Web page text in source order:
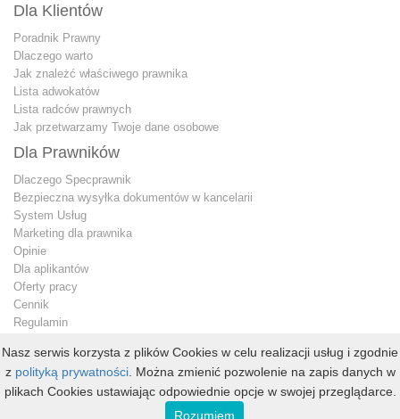
Dla Klientów
Poradnik Prawny
Dlaczego warto
Jak znależć właściwego prawnika
Lista adwokatów
Lista radców prawnych
Jak przetwarzamy Twoje dane osobowe
Dla Prawników
Dlaczego Specprawnik
Bezpieczna wysyłka dokumentów w kancelarii
System Usług
Marketing dla prawnika
Opinie
Dla aplikantów
Oferty pracy
Cennik
Regulamin
Konto premium
Kontakt dla prawnika
Copyright © 2013 - 2026
Nasz serwis korzysta z plików Cookies w celu realizacji usług i zgodnie
z polityką prywatności. Można zmienić pozwolenie na zapis danych w
plikach Cookies ustawiając odpowiednie opcje w swojej przeglądarce.
Rozumiem